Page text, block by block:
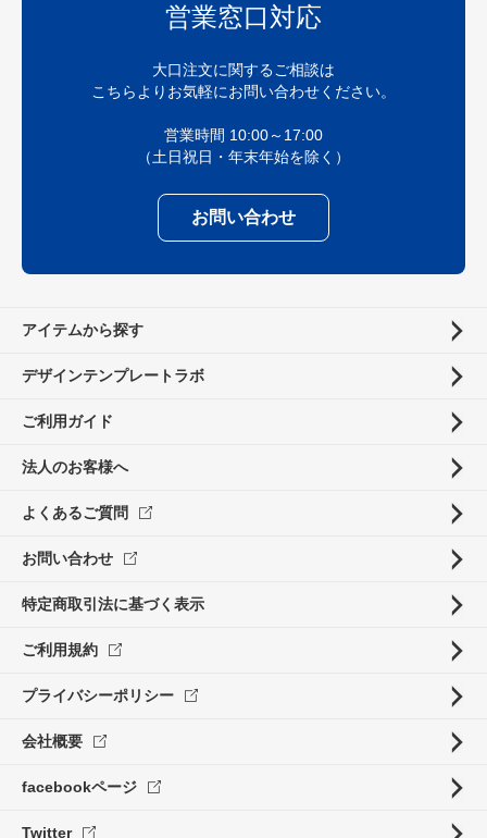
営業窓口対応
大口注文に関するご相談は
こちらよりお気軽にお問い合わせください。
営業時間 10:00～17:00
（土日祝日・年末年始を除く）
お問い合わせ
アイテムから探す
デザインテンプレートラボ
ご利用ガイド
法人のお客様へ
よくあるご質問
お問い合わせ
特定商取引法に基づく表示
ご利用規約
プライバシーポリシー
会社概要
facebookページ
Twitter